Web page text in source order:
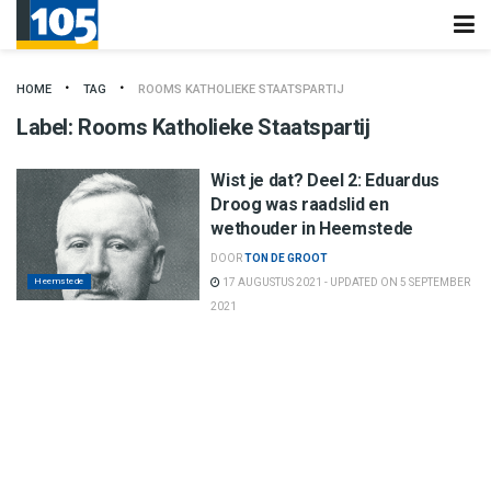
HOME TAG ROOMS KATHOLIEKE STAATSPARTIJ
Label: Rooms Katholieke Staatspartij
Heemstede
Wist je dat? Deel 2: Eduardus
Droog was raadslid en
wethouder in Heemstede
DOORTON DE GROOT
17 AUGUSTUS 2021 - UPDATED ON 5 SEPTEMBER
2021